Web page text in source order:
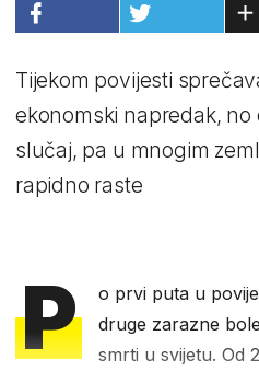
Tijekom povijesti
ekonomski napredak, no
slučaj, pa u mnogim
rapidno raste
P
o prvi puta u
druge zarazne
smrti u svijetu. Od